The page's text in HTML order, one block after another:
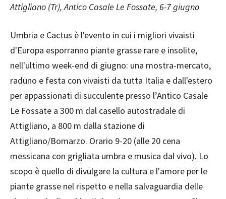
Attigliano (Tr), Antico Casale Le Fossate, 6-7 giugno
Umbria e Cactus è l'evento in cui i migliori vivaisti
d'Europa esporranno piante grasse rare e insolite,
nell'ultimo week-end di giugno: una mostra-mercato,
raduno e festa con vivaisti da tutta Italia e dall'estero
per appassionati di succulente presso l’Antico Casale
Le Fossate a 300 m dal casello autostradale di
Attigliano, a 800 m dalla stazione di
Attigliano/Bomarzo. Orario 9-20 (alle 20 cena
messicana con grigliata umbra e musica dal vivo). Lo
scopo è quello di divulgare la cultura e l'amore per le
piante grasse nel rispetto e nella salvaguardia delle